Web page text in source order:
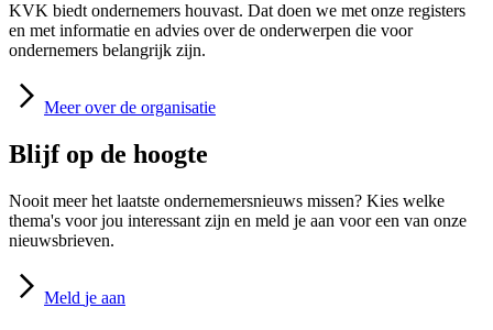
KVK biedt ondernemers houvast. Dat doen we met onze registers
en met informatie en advies over de onderwerpen die voor
ondernemers belangrijk zijn.
Meer over de organisatie
Blijf op de hoogte
Nooit meer het laatste ondernemersnieuws missen? Kies welke
thema's voor jou interessant zijn en meld je aan voor een van onze
nieuwsbrieven.
Meld je aan